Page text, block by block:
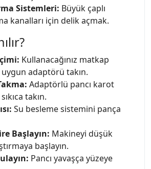
Sistemleri: Büyük çaplı
kanalları için delik açmak.
Kullanacağınız matkap
adaptörü takın.
Adaptörlü pancı karot
takın.
Su besleme sistemini pança
Başlayın: Makineyi düşük
başlayın.
Pancı yavaşça yüzeye